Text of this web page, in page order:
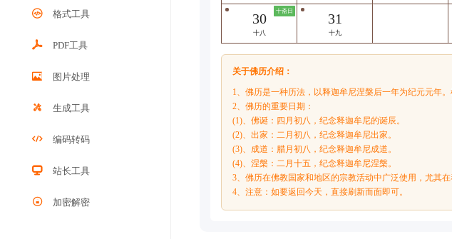
格式工具
PDF工具
图片处理
生成工具
编码转码
站长工具
加密解密
30
十八
十斋日 31
十九
关于佛历介绍：
1、佛历是一种历法，以释迦牟尼涅槃后一年为纪元元年
2、佛历的重要日期：
(1)、佛诞：四月初八，纪念释迦牟尼的诞辰。
(2)、出家：二月初八，纪念释迦牟尼出家。
(3)、成道：腊月初八，纪念释迦牟尼成道。
(4)、涅槃：二月十五，纪念释迦牟尼涅槃。
3、佛历在佛教国家和地区的宗教活动中广泛使用，尤其
4、注意：如要返回今天，直接刷新而面即可。